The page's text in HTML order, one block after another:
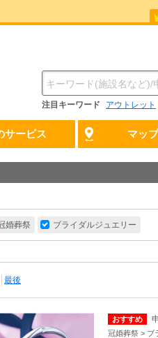
注目キーワード アウトレット
サービス マッ
婚葬祭 ブライダルジュエリー
最後
おすすめ
冠婚葬祭 > ブ